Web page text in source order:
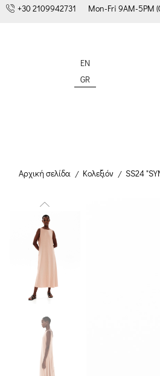
+30 2109942731 Mon-Fri 9AM-5PM
EN
GR
Αρχική σελίδα / Κολεξιόν / SS24